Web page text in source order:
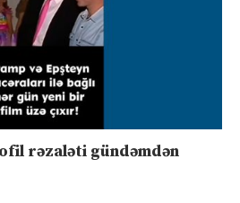
rəzaləti gündəmdən